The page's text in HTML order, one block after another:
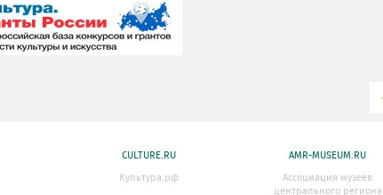
CULTURE.RU
Культура.рф
AMR-MUSEUM.RU
Ассоциация музеев
центрального региона